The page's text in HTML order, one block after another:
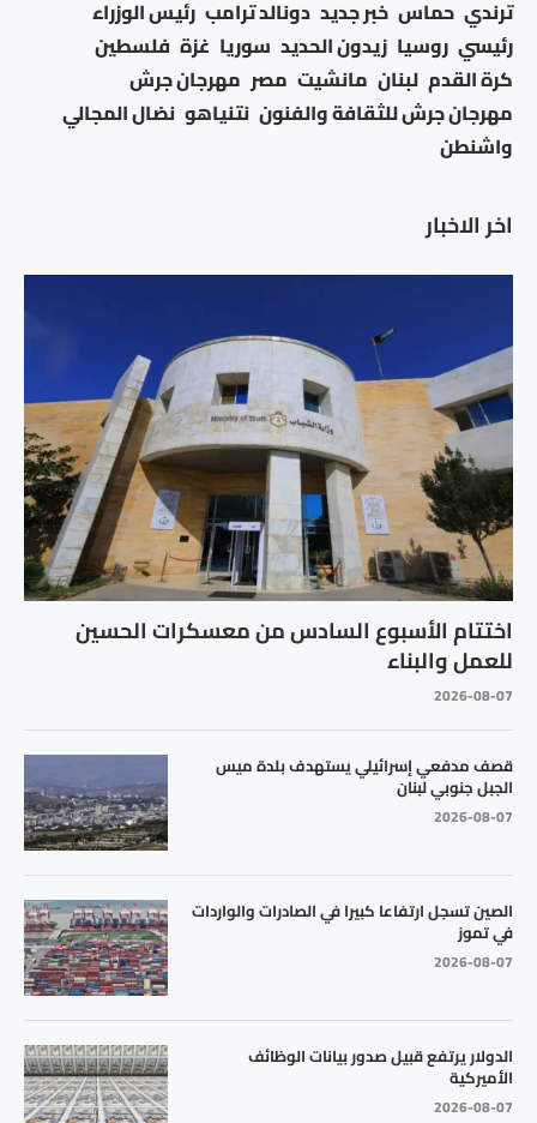
اخر الاخبار
اختتام الأسبوع السادس من معسكرات الحسين
للعمل والبناء
2026-08-07
قصف مدفعي إسرائيلي يستهدف بلدة ميس
الجبل جنوبي لبنان
2026-08-07
الصين تسجل ارتفاعا كبيرا في الصادرات والواردات
في تموز
2026-08-07
الدولار يرتفع قبيل صدور بيانات الوظائف
الأميركية
2026-08-07
ترندي حماس خبر جديد دونالد ترامب رئيس الوزراء
رئيسي روسيا زيدون الحديد سوريا غزة فلسطين
كرة القدم لبنان مانشيت مصر مهرجان جرش
مهرجان جرش للثقافة والفنون نتنياهو نضال المجالي
واشنطن